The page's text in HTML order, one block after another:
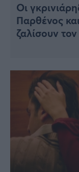
Οι
Παρθένος
ζαλίσουν